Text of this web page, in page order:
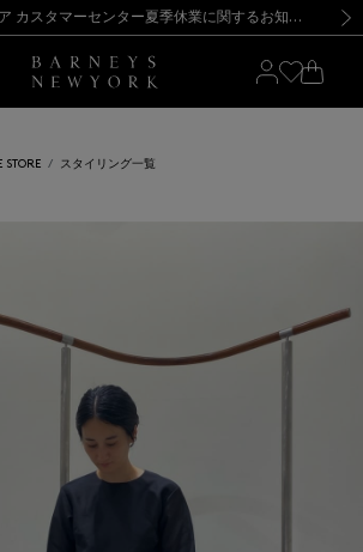
新規登録のお客様も対象！＜MY BARNEYS＞会員のお客様は11,000円（税込）以上のお買上げで常時送料無料！お買い物の際は会員登録を！
う出荷一時停止のお知らせ】(2026.8.7) 【オンラインストア カスタマーセンター夏季休業に関するお知らせ】（2026.8.7）
【夏季休業に伴う返品・交換承り一時停止のお知らせ】（2026.8.5）
た地震の影響によるお荷物のお届けについて
SUMMER SALEのご案内・ご注意事項 新規登録のお客様も対象！＜MY BARNEYS＞会員のお客様は11,000円（税込）以上のお買上げで常時送料無料！お買い物の際は会員登録を！
う出荷一時停止のお知らせ】(2026.8.7)
STORE スタイリング一覧